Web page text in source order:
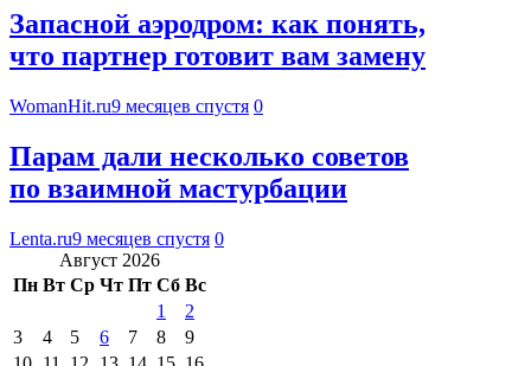
Запасной аэродром: как понять,
что партнер готовит вам замену
WomanHit.ru9 месяцев спустя 0
Парам дали несколько советов
по взаимной мастурбации
Lenta.ru9 месяцев спустя 0
Август 2026
Пн Вт Ср Чт Пт Сб Вс
1
2
3
4 5 6 7 8
9